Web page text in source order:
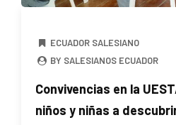
ECUADOR SALESIANO
BY SALESIANOS ECUADOR
Convivencias en la
niños y niñas a